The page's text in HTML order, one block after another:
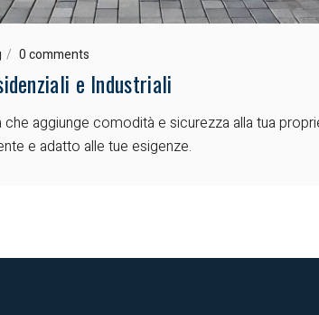
0 comments
e Industriali
aggiunge comodità e sicurezza alla tua
e adatto alle tue esigenze.